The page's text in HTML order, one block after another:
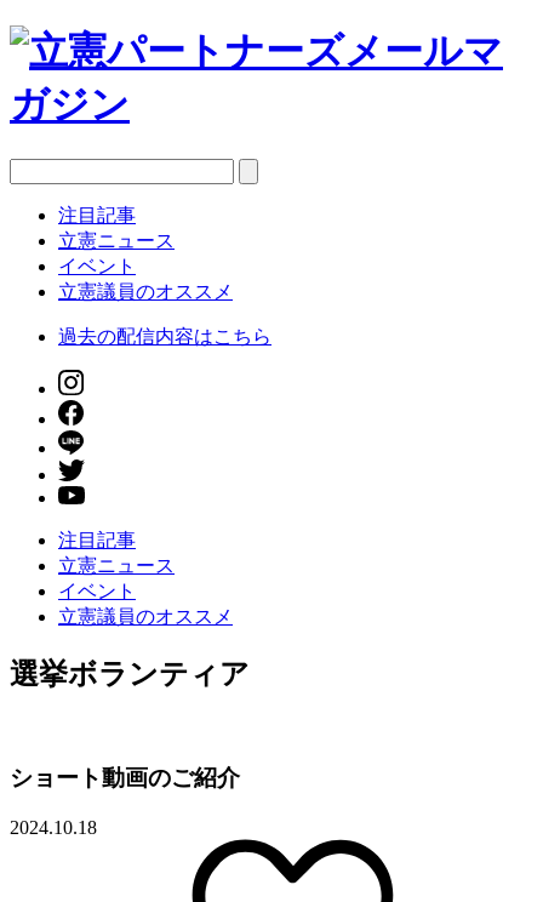
注目記事
立憲ニュース
イベント
立憲議員のオススメ
過去の配信内容はこちら
注目記事
立憲ニュース
イベント
立憲議員のオススメ
選挙ボランティア
ショート動画のご紹介
2024.10.18